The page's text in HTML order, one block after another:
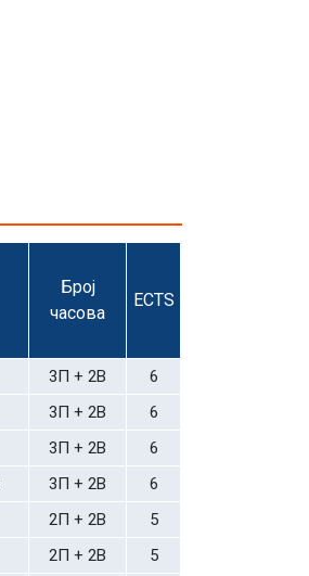
Број
часова
ECTS
3П + 2В
6
3П + 2В
6
3П + 2В
6
3П + 2В
6
2П + 2В
5
2П + 2В
5